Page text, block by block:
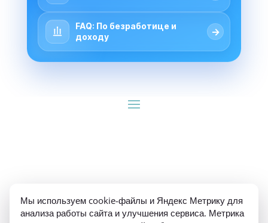
FAQ: По безработице и
доходу
→
ИП Гуляев Е.А. ОГРН 310784709900570 ИНН
781020474307
Мы используем cookie-файлы и Яндекс Метрику для
анализа работы сайта и улучшения сервиса. Метрика